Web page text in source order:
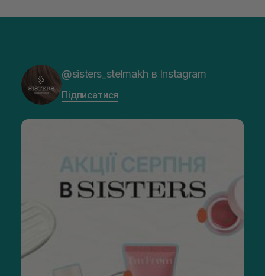
@sisters_stelmakh в Instagram
Підписатися